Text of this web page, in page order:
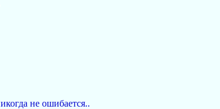
не ошибается..